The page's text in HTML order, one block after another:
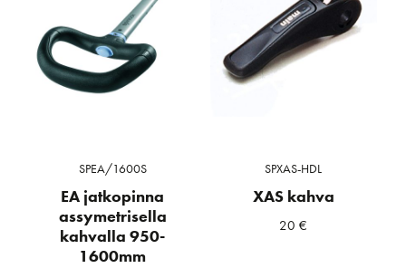
SPEA/1600S
EA jatkopinna
assymetrisella
kahvalla 950-
1600mm
SPXAS-HDL
XAS kahva
20€